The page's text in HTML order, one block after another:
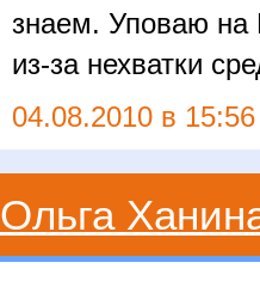
знаем. Уповаю на
из-за нехватки
04.08.2010 в 15:56
Ольга